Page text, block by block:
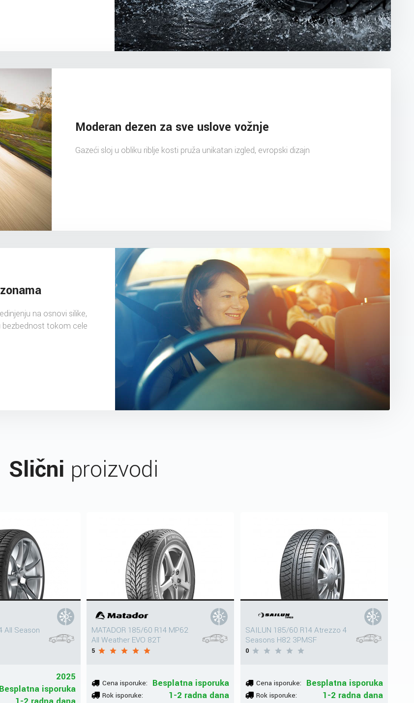
Moderan dezen za sve uslove vožnje
Gazeći sloj u obliku riblje kosti pruža unikatan izgled, evropski dizajn
na osnovi silike,
bezbednost tokom cele
Slični proizvodi
All Season
2025
Besplatna isporuka
MATADOR 185/60 R14 MP62
All Weather EVO 82T
5
Cena isporuke: Besplatna isporuka
Rok isporuke: 1-2 radna dana
SAILUN 185/60 R14 Atrezzo 4
Seasons H82 3PMSF
0
Cena isporuke: Besplatna isporuka
Rok isporuke: 1-2 radna dana